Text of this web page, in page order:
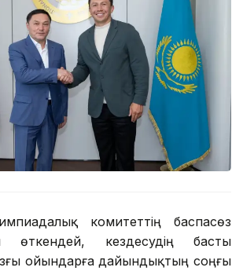
комитеттің баспасөз
өткендей, кездесудің басты
ойындарға дайындықтың соңғы